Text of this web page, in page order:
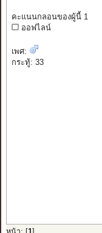
คะแนนกลอนของผู้นี้ 1
ออฟไลน์
เพศ:
กระทู้: 33